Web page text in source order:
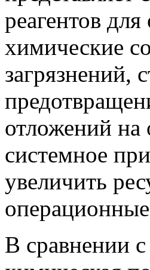
реагентов
химические
загрязнений,
отложений
системное
увеличить
В сравнении